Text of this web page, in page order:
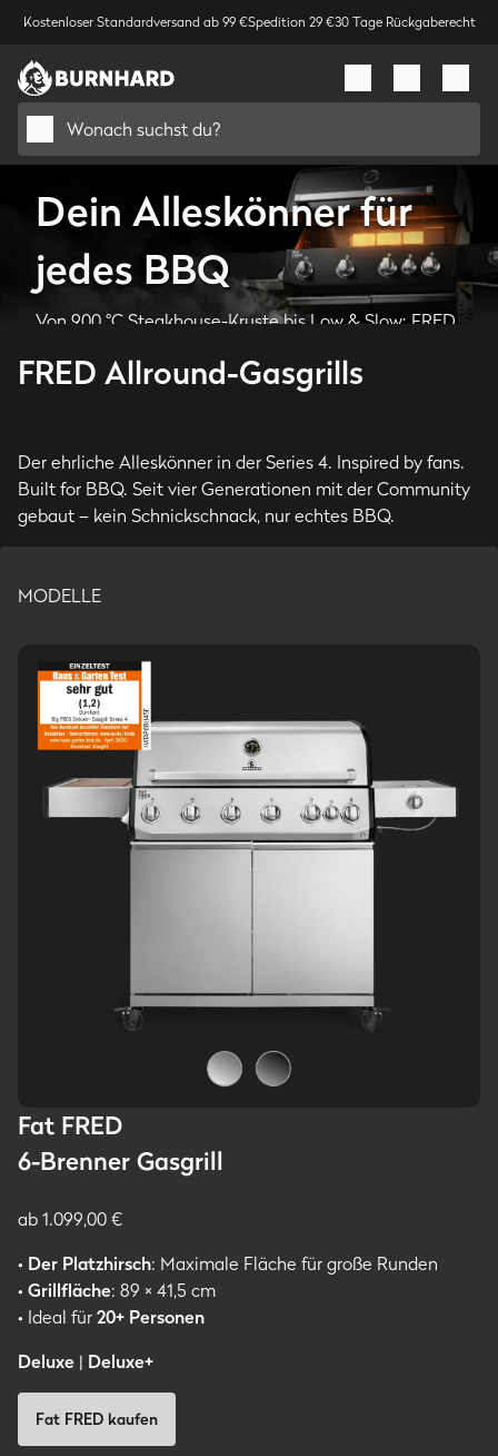
Kostenloser Standardversand ab 99 €Spedition 29 €30 Tage Rückgaberecht
Wonach suchst du?
Dein Alleskönner für
jedes BBQ
Von 900 °C Steakhouse-Kruste bis Low & Slow: FRED
genau den Grill findest, der zu deinem BBQ passt.
FRED Allround-Gasgrills
Der ehrliche Alleskönner in der Series 4. Inspired by fans.
Built for BBQ. Seit vier Generationen mit der Community
gebaut – kein Schnickschnack, nur echtes BBQ.
MODELLE
Fat FRED
6-Brenner Gasgrill
ab 1.099,00 €
• Der Platzhirsch: Maximale Fläche für große Runden
• Grillfläche: 89 × 41,5 cm
• Ideal für20+ Personen
Deluxe | Deluxe+
Fat FRED kaufen